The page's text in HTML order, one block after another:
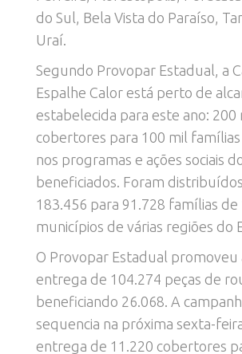
do Sul, Bela Vista do Paraíso,
Uraí.
Segundo Provopar Estadual, a
Espalhe Calor está perto de
estabelecida para este ano: 200
cobertores para 100 mil
nos programas e ações sociais
beneficiados. Foram
183.456 para 91.728 famílias de
municípios de várias regiões do
O Provopar Estadual promoveu
entrega de 104.274 peças de
beneficiando 26.068. A
sequencia na próxima sexta-
entrega de 11.220 cobertores